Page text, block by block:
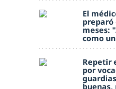
El
preparó
meses:
como
Repetir
por
buenas,